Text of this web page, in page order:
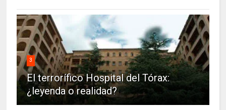
3
El terrorífico Hospital del Tórax:
¿leyenda o realidad?